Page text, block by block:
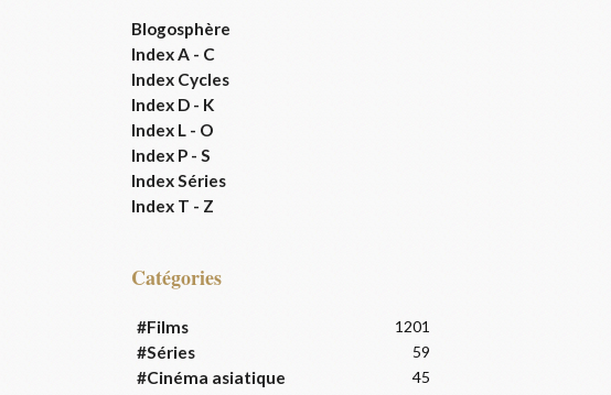
Blogosphère
Index A - C
Index Cycles
Index D - K
Index L - O
Index P - S
Index Séries
Index T - Z
Catégories
#Films 1201
#Séries 59
#Cinéma asiatique 45